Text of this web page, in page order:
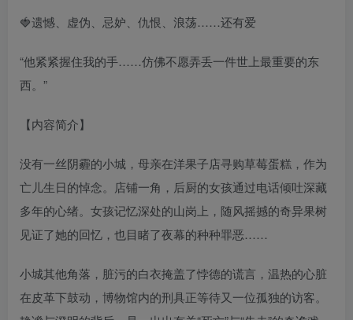
🍓遗憾、虚伪、忌妒、仇恨、浪荡……还有爱
“他紧紧握住我的手……仿佛不愿弄丢一件世上最重要的东
西。”
【内容简介】
没有一丝阴霾的小城，母亲在洋果子店寻购草莓蛋糕，作为
亡儿生日的悼念。店铺一角，后厨的女孩通过电话倾吐深藏
多年的心绪。女孩记忆深处的山岗上，随风摇撼的奇异果树
见证了她的回忆，也目睹了夜幕的种种罪恶……
小城其他角落，脏污的白衣掩盖了悖德的谎言，温热的心脏
在皮革下鼓动，博物馆内的刑具正等待又一位孤独的访客。